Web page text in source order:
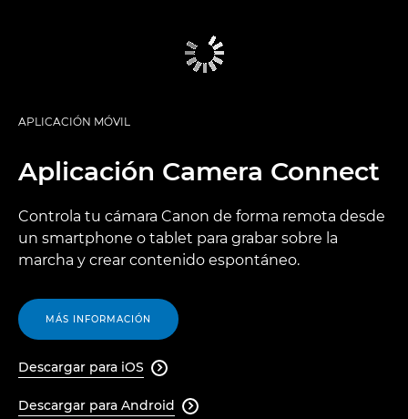
APLICACIÓN MÓVIL
Aplicación Camera Connect
Controla tu cámara Canon de forma remota desde
un smartphone o tablet para grabar sobre la
marcha y crear contenido espontáneo.
MÁS INFORMACIÓN
Descargar para iOS 
Descargar para Android 